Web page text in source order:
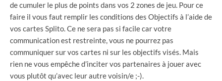
de cumuler le plus de points dans vos 2 zones de jeu. Pour ce
faire il vous faut remplir les conditions des Objectifs à l’aide de
vos cartes Splito. Ce ne sera pas si facile car votre
communication est restreinte, vous ne pourrez pas
communiquer sur vos cartes ni sur les objectifs visés. Mais
rien ne vous empêche d’inciter vos partenaires à jouer avec
vous plutôt qu’avec leur autre voisin/e ;-).